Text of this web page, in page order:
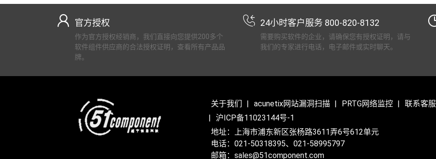
官方授权
作为官方授权经销商，我们直接向您提供200多个
软件组件供应商的合法授权证明，查看所有产品品
牌。
24小时客户服务 800-820-8132
需要购买软件的企业，请确保您有授权证明，请与
我们的专家进行电话，电子邮件或实时聊天。
关于我们 acunetix网站漏洞扫描 PRTG网络监控 联系客服
沪ICP备11023144号-1
地址：上海市浦东新区张杨路3611弄6号612单元
电话：021-50318395、021-58995797
邮箱：sales@51component.com